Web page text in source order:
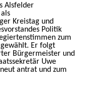
Alsfelder
Kreistag und
Politik
zum
gewählt. Er folgt
Bürgermeister und
Uwe
antrat und zum